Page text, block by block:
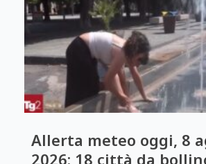
Allerta meteo oggi, 8
2026: 18 città da